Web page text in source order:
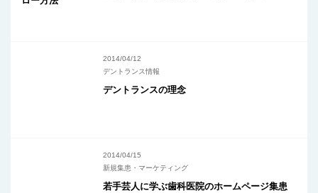
2014/04/12
デントランス情報
デントランスの理念
2014/04/15
新規集患・マーケティング
若手芸人に学ぶ歯科医院のホームページ集患